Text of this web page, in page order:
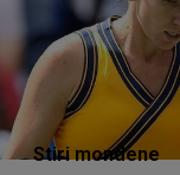
Stiri mondene